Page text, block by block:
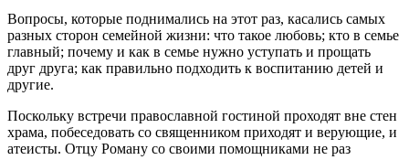
Вопросы, которые поднимались на этот раз, касались самых
разных сторон семейной жизни: что такое любовь; кто в семье
главный; почему и как в семье нужно уступать и прощать
друг друга; как правильно подходить к воспитанию детей и
другие.
Поскольку встречи православной гостиной проходят вне стен
храма, побеседовать со священником приходят и верующие, и
атеисты. Отцу Роману со своими помощниками не раз